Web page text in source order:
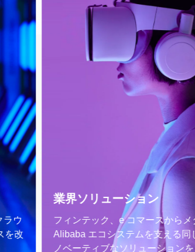
業界ソリューション
フィンテック、e コマースからメタバースま
Alibaba エコシステムを支える同じ技術で構
ノベーティブなソリューションをご覧くだ